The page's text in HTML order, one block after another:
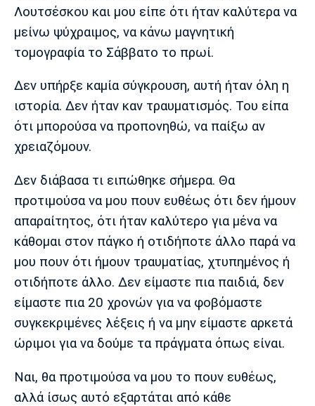
Πόρτο Μπενφίκα
Λουτσέσκου και μου είπε ότι ήταν καλύτερα να
μείνω ψύχραιμος, να κάνω μαγνητική
τομογραφία το Σάββατο το πρωί.
Δεν υπήρξε καμία σύγκρουση, αυτή ήταν όλη η
ιστορία. Δεν ήταν καν τραυματισμός. Του είπα
ότι μπορούσα να προπονηθώ, να παίξω αν
χρειαζόμουν.
Δεν διάβασα τι ειπώθηκε σήμερα. Θα
προτιμούσα να μου πουν ευθέως ότι δεν ήμουν
απαραίτητος, ότι ήταν καλύτερο για μένα να
κάθομαι στον πάγκο ή οτιδήποτε άλλο παρά να
μου πουν ότι ήμουν τραυματίας, χτυπημένος ή
οτιδήποτε άλλο. Δεν είμαστε πια παιδιά, δεν
είμαστε πια 20 χρονών για να φοβόμαστε
συγκεκριμένες λέξεις ή να μην είμαστε αρκετά
ώριμοι για να δούμε τα πράγματα όπως είναι.
Ναι, θα προτιμούσα να μου το πουν ευθέως,
αλλά ίσως αυτό εξαρτάται από κάθε